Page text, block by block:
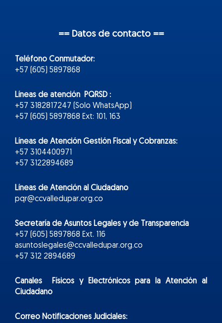
== Datos de contacto ==
Teléfono Conmutador:
+57 (605) 5897868
Líneas de atención PQRSD :
+57 3182817247 (Solo WhatsApp)
+57 (605) 5897868 Ext: 101, 163
Líneas de Atención Gestión Fiscal y Cobranzas:
+57 3104400971
+57 3122894689
Líneas de Atención al Ciudadano
pqr@ccvalledupar.org.co
Secretaría de Asuntos Legales y de Transparencia
+57 (605) 5897868 Ext. 116
asuntoslegales@ccvalledupar.org.co
+57 312 2894689
Canales Físicos yElectrónicospara la Atención al
Ciudadano
Correo Notificaciones Judiciales: